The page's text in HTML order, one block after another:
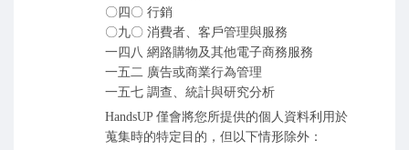
〇四〇 行銷
〇九〇 消費者、客戶管理與服務
一四八 網路購物及其他電子商務服務
一五二 廣告或商業行為管理
一五七 調查、統計與研究分析
HandsUP 僅會將您所提供的個人資料利用於
蒐集時的特定目的，但以下情形除外：